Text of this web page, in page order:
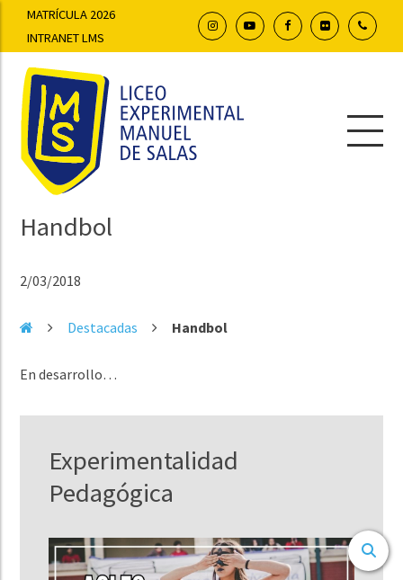
MATRÍCULA 2026
INTRANET LMS
Handbol
2/03/2018
Destacadas Handbol
En desarrollo…
Experimentalidad
Pedagógica